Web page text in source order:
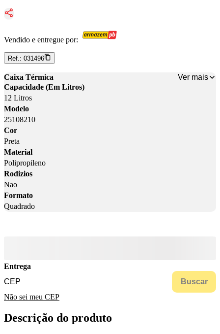
Vendido e entregue por:
Ref.: 031496
Caixa Térmica
Ver mais
Capacidade (Em Litros)
12 Litros
Modelo
25108210
Cor
Preta
Material
Polipropileno
Rodizios
Nao
Formato
Quadrado
Entrega
Buscar
Não sei meu CEP
Descrição do produto